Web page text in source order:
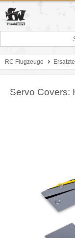
RC Flugzeuge
Servo Covers: